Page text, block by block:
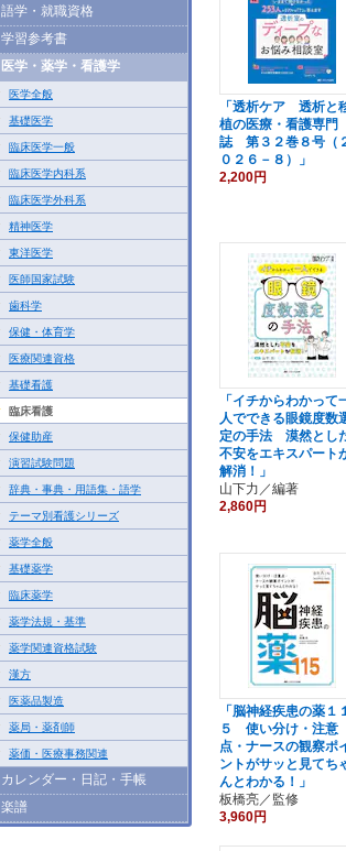
語学・就職資格
学習参考書
医学・薬学・看護学
医学全般
基礎医学
臨床医学一般
臨床医学内科系
臨床医学外科系
精神医学
東洋医学
医師国家試験
歯科学
保健・体育学
医療関連資格
基礎看護
臨床看護
保健助産
演習試験問題
辞典・事典・用語集・語学
テーマ別看護シリーズ
薬学全般
基礎薬学
臨床薬学
薬学法規・基準
薬学関連資格試験
漢方
医薬品製造
薬局・薬剤師
薬価・医療事務関連
カレンダー・日記・手帳
楽譜
「透析ケア 透析と
植の医療・看護専門
誌 第３２巻８号（
０２６－８）」
2,200円
「イチからわかって
人でできる眼鏡度数
定の手法 漠然とし
不安をエキスパート
解消！」
山下力／編著
2,860円
「脳神経疾患の薬１
５ 使い分け・注意
点・ナースの観察ポ
ントがサッと見てち
んとわかる！」
板橋亮／監修
3,960円